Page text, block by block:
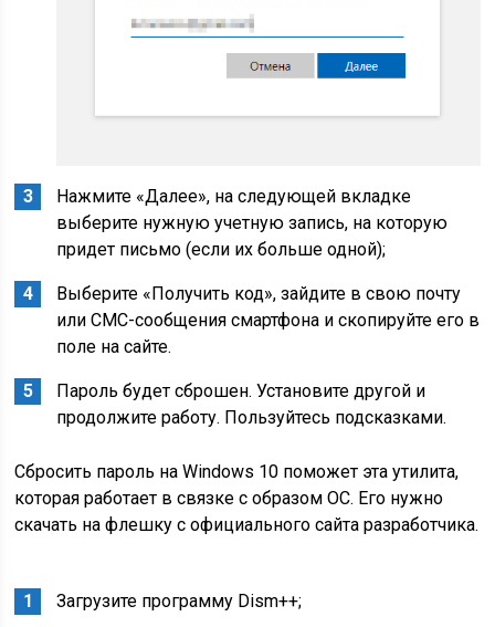
Нажмите «Далее», на следующей вкладке
выберите нужную учетную запись, на которую
придет письмо (если их больше одной);
Выберите «Получить код», зайдите в свою почту
или СМС-сообщения смартфона и скопируйте его в
поле на сайте.
Пароль будет сброшен. Установите другой и
продолжите работу. Пользуйтесь подсказками.
Сбросить пароль на Windows 10 поможет эта утилита,
которая работает в связке с образом ОС. Его нужно
скачать на флешку с официального сайта разработчика.
Загрузите программу Dism++;